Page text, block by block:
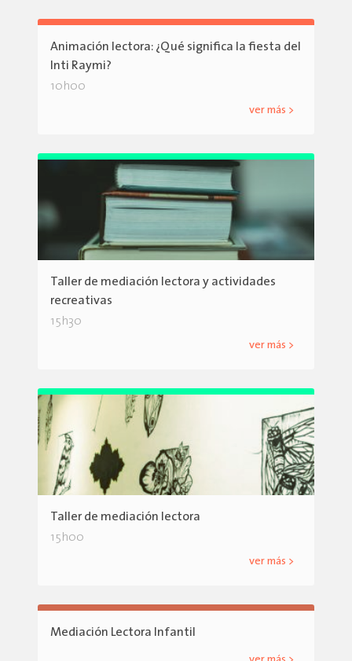
Animación lectora: ¿Qué significa la fiesta del
Inti Raymi?
10h00
ver más >
Taller de mediación lectora y actividades
recreativas
15h30
ver más >
Taller de mediación lectora
15h00
ver más >
Mediación Lectora Infantil